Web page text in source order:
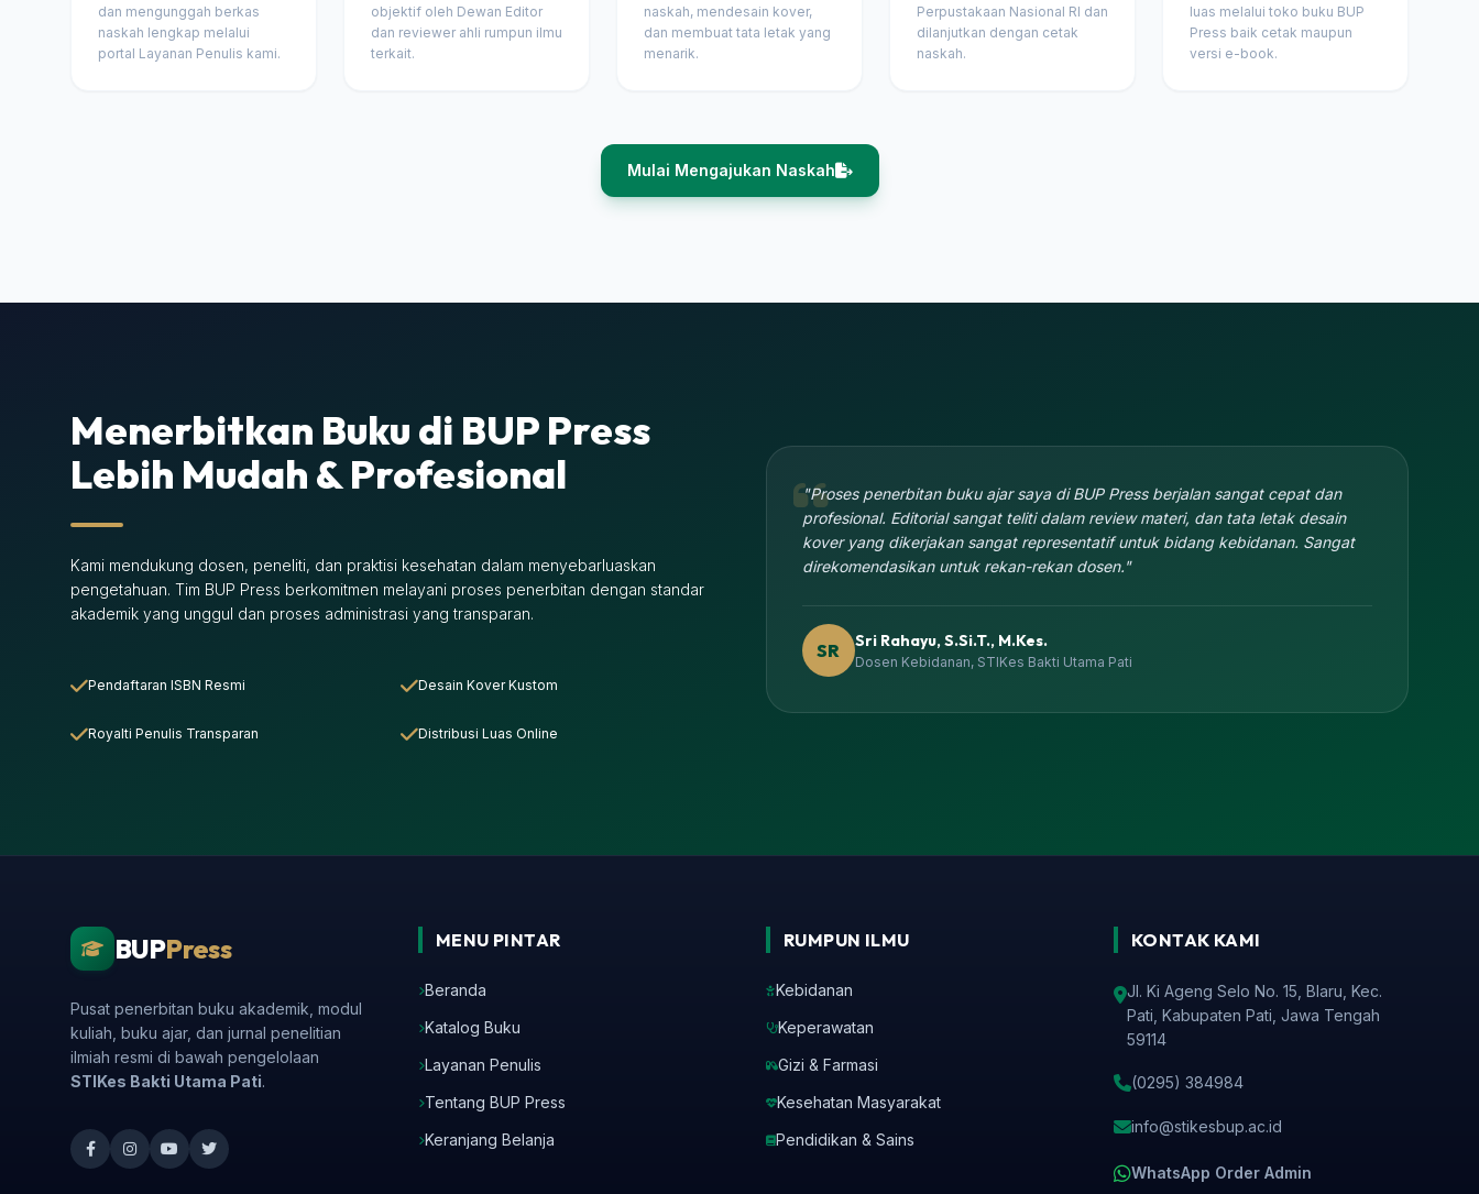
dan mengunggah berkas
naskah lengkap melalui
portal Layanan Penulis kami.
objektif oleh Dewan Editor
dan reviewer ahli rumpun ilmu
terkait.
naskah, mendesain kover,
dan membuat tata letak yang
menarik.
Perpustakaan Nasional RI dan
dilanjutkan dengan cetak
naskah.
luas melalui toko buku BUP
Press baik cetak maupun
versi e-book.
Mulai Mengajukan Naskah
Menerbitkan Buku di BUP Press
Lebih Mudah & Profesional
Kami mendukung dosen, peneliti, dan praktisi kesehatan dalam menyebarluaskan
pengetahuan. Tim BUP Press berkomitmen melayani proses penerbitan dengan standar
akademik yang unggul dan proses administrasi yang transparan.
Pendaftaran ISBN Resmi Desain Kover Kustom
Royalti Penulis Transparan Distribusi Luas Online
"Proses penerbitan buku ajar saya di BUP Press berjalan sangat cepat dan
profesional. Editorial sangat teliti dalam review materi, dan tata letak desain
kover yang dikerjakan sangat representatif untuk bidang kebidanan. Sangat
direkomendasikan untuk rekan-rekan dosen."
SR Sri Rahayu, S.Si.T., M.Kes.
Dosen Kebidanan, STIKes Bakti Utama Pati
BUPPress
Pusat penerbitan buku akademik, modul
kuliah, buku ajar, dan jurnal penelitian
ilmiah resmi di bawah pengelolaan
STIKes Bakti Utama Pati.
MENU PINTAR
Beranda
Katalog Buku
Layanan Penulis
Tentang BUP Press
Keranjang Belanja
RUMPUN ILMU
Kebidanan
Keperawatan
Gizi & Farmasi
Kesehatan Masyarakat
Pendidikan & Sains
KONTAK KAMI
Jl. Ki Ageng Selo No. 15, Blaru, Kec.
Pati, Kabupaten Pati, Jawa Tengah
59114
(0295) 384984
info@stikesbup.ac.id
WhatsApp Order Admin